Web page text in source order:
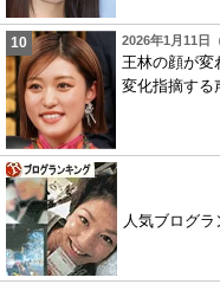
2026年1月11日
王林の顔が変
変化指摘する
人気ブログ